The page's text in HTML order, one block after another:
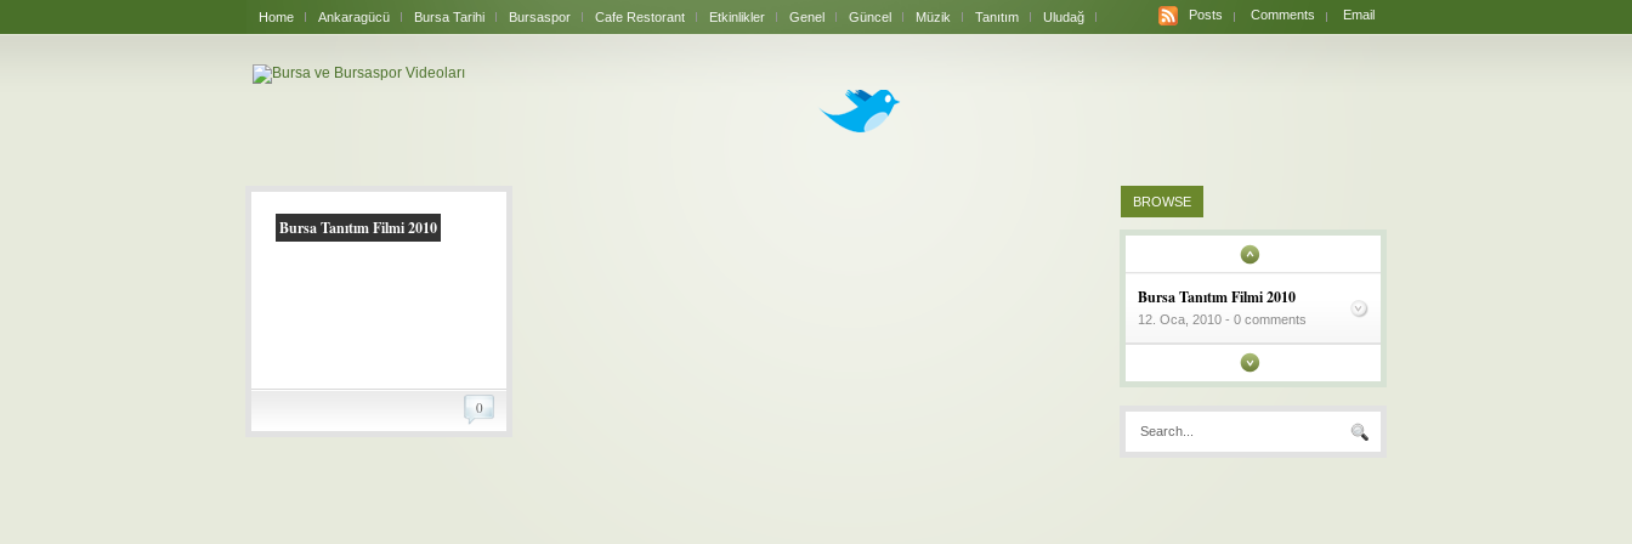
Home Ankaragücü Bursa Tarihi Bursaspor Cafe Restorant Etkinlikler Genel Güncel Müzik Tanıtım Uludağ Posts Comments Email
Bursa Tanıtım Filmi 2010
0
BROWSE
Bursa Tanıtım Filmi 2010
12. Oca, 2010 - 0 comments